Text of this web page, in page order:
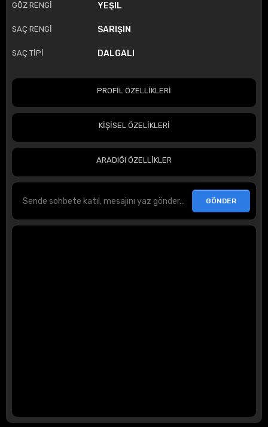
GÖZ RENGİ YEŞIL
SAÇ RENGİ SARIŞIN
SAÇ TİPİ DALGALI
PROFİL ÖZELLİKLERİ
KİŞİSEL ÖZELİKLERİ
ARADIĞI ÖZELLİKLER